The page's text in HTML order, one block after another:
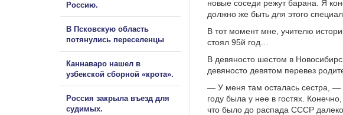
новые соседи режут барана. Я
должно же быть для этого
В тот момент мне, учителю
стоял 95й год…
В девяносто шестом в
девяносто девятом перевез
— У меня там осталась сестра, —
году была у нее в гостях.
что было до распада СССР
Россию.
В Псковскую область
потянулись переселенцы
Каннаваро нашел в
узбекской сборной «крота».
Россия закрыла въезд для
судимых.